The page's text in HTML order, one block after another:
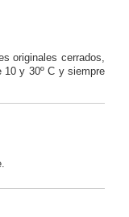
originales cerrados,
10 y 30º C y siempre